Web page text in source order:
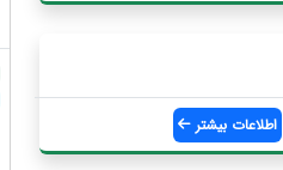
اطلاعات بیشتر